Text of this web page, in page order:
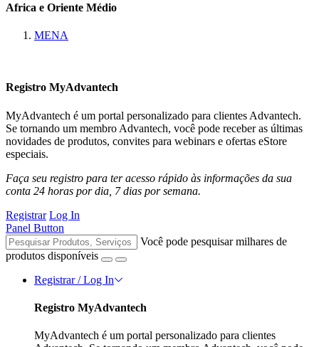
Africa e Oriente Médio
MENA
Registro MyAdvantech
MyAdvantech é um portal personalizado para clientes Advantech.
Se tornando um membro Advantech, você pode receber as últimas
novidades de produtos, convites para webinars e ofertas eStore
especiais.
Faça seu registro para ter acesso rápido às informações da sua
conta 24 horas por dia, 7 dias por semana.
Registrar Log In
Panel Button
Você pode pesquisar milhares de
produtos disponíveis
Registrar / Log In
Registro MyAdvantech
MyAdvantech é um portal personalizado para clientes